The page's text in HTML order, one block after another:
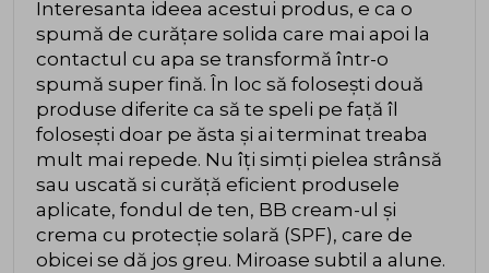
Interesanta ideea acestui produs, e ca o
spumă de curățare solida care mai apoi la
contactul cu apa se transformă într-o
spumă super fină. În loc să folosești două
produse diferite ca să te speli pe față îl
folosești doar pe ăsta și ai terminat treaba
mult mai repede. Nu îți simți pielea strânsă
sau uscată si curăță eficient produsele
aplicate, fondul de ten, BB cream-ul și
crema cu protecție solară (SPF), care de
obicei se dă jos greu. Miroase subtil a alune.